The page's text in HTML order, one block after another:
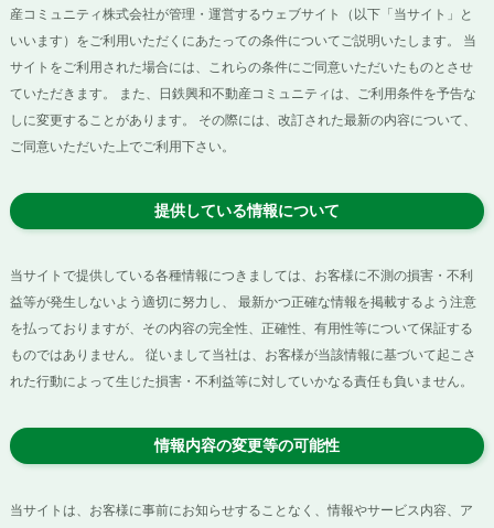
産コミュニティ株式会社が管理・運営するウェブサイト（以下「当サイト」と
いいます）をご利用いただくにあたっての条件についてご説明いたします。 当
サイトをご利用された場合には、これらの条件にご同意いただいたものとさせ
ていただきます。 また、日鉄興和不動産コミュニティは、ご利用条件を予告な
しに変更することがあります。 その際には、改訂された最新の内容について、
ご同意いただいた上でご利用下さい。
提供している情報について
当サイトで提供している各種情報につきましては、お客様に不測の損害・不利
益等が発生しないよう適切に努力し、 最新かつ正確な情報を掲載するよう注意
を払っておりますが、その内容の完全性、正確性、有用性等について保証する
ものではありません。 従いまして当社は、お客様が当該情報に基づいて起こさ
れた行動によって生じた損害・不利益等に対していかなる責任も負いません。
情報内容の変更等の可能性
当サイトは、お客様に事前にお知らせすることなく、情報やサービス内容、ア